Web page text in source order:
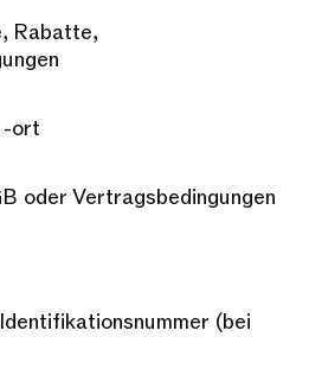
Rabatte,
-ort
oder Vertragsbedingungen
(bei